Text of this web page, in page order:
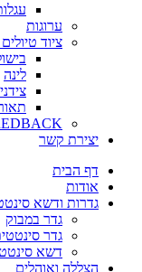
ערוגות
ציוד
לינה
יצירת קשר
דף הבית
אודות
גדרות ודשא
גדר במבוק
גדר
דשא
הצללה ואוהלים